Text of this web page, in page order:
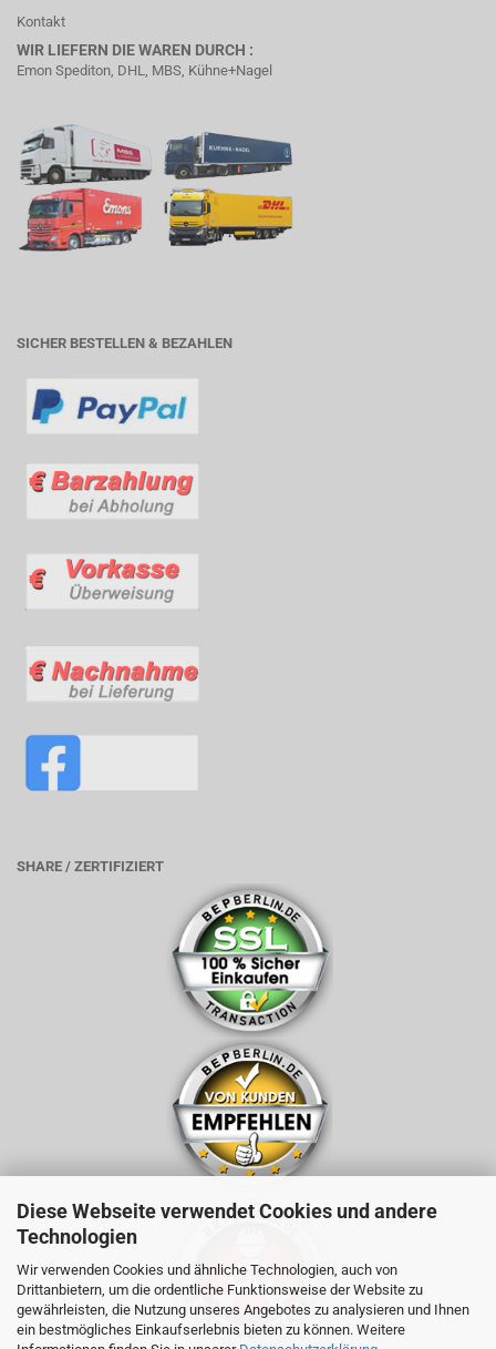
Diese Webseite verwendet Cookies und andere
Technologien
Wir verwenden Cookies und ähnliche Technologien, auch von
Drittanbietern, um die ordentliche Funktionsweise der Website zu
gewährleisten, die Nutzung unseres Angebotes zu analysieren und Ihnen
ein bestmögliches Einkaufserlebnis bieten zu können. Weitere
Kontakt
WIR LIEFERN DIE WAREN DURCH :
Emon Spediton, DHL, MBS, Kühne+Nagel
SICHER BESTELLEN & BEZAHLEN
SHARE / ZERTIFIZIERT